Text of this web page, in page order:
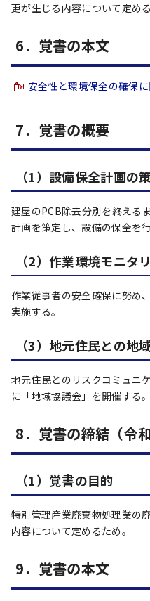
更が生じる内容について定める
6．覚書の本文
安全性と環境保全の確保に
7．覚書の概要
（1）設備保全計画の
建屋のPCB除去分別を終える
計画を策定し、設備の保全を行
（2）作業環境モニタ
作業従事者の安全確保に努め
実施する。
（3）地元住民との地
地元住民とのリスクコミュニ
に「地域協議会」を開催する。
8．覚書の締結（令
（1）覚書の目的
特別管理産業廃棄物処理業の
内容について定めるため。
9．覚書の本文